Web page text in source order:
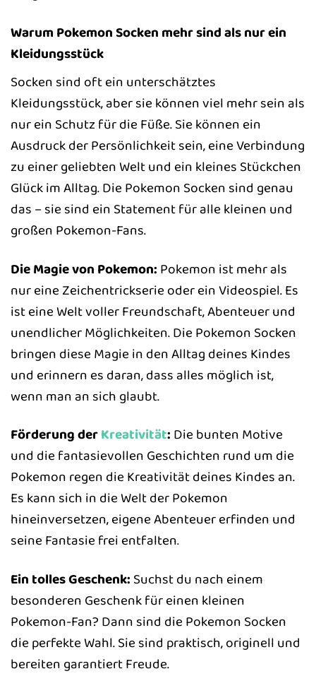
Warum Pokemon Socken mehr sind als nur ein
Kleidungsstück
Socken sind oft ein unterschätztes
Kleidungsstück, aber sie können viel mehr sein als
nur ein Schutz für die Füße. Sie können ein
Ausdruck der Persönlichkeit sein, eine Verbindung
zu einer geliebten Welt und ein kleines Stückchen
Glück im Alltag. Die Pokemon Socken sind genau
das – sie sind ein Statement für alle kleinen und
großen Pokemon-Fans.
Die Magie von Pokemon: Pokemon ist mehr als
nur eine Zeichentrickserie oder ein Videospiel. Es
ist eine Welt voller Freundschaft, Abenteuer und
unendlicher Möglichkeiten. Die Pokemon Socken
bringen diese Magie in den Alltag deines Kindes
und erinnern es daran, dass alles möglich ist,
wenn man an sich glaubt.
Förderung derKreativität: Die bunten Motive
und die fantasievollen Geschichten rund um die
Pokemon regen die Kreativität deines Kindes an.
Es kann sich in die Welt der Pokemon
hineinversetzen, eigene Abenteuer erfinden und
seine Fantasie frei entfalten.
Ein tolles Geschenk: Suchst du nach einem
besonderen Geschenk für einen kleinen
Pokemon-Fan? Dann sind die Pokemon Socken
die perfekte Wahl. Sie sind praktisch, originell und
bereiten garantiert Freude.